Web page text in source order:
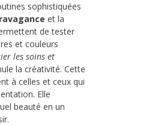
sophistiquées
et la
de tester
et couleurs
les soins et
la créativité. Cette
à celles et ceux qui
Elle
beauté en un